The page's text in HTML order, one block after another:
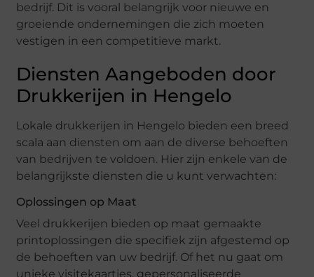
bedrijf. Dit is vooral belangrijk voor nieuwe en
groeiende ondernemingen die zich moeten
vestigen in een competitieve markt.
Diensten Aangeboden door
Drukkerijen in Hengelo
Lokale drukkerijen in Hengelo bieden een breed
scala aan diensten om aan de diverse behoeften
van bedrijven te voldoen. Hier zijn enkele van de
belangrijkste diensten die u kunt verwachten:
Oplossingen op Maat
Veel drukkerijen bieden op maat gemaakte
printoplossingen die specifiek zijn afgestemd op
de behoeften van uw bedrijf. Of het nu gaat om
unieke visitekaartjes, gepersonaliseerde